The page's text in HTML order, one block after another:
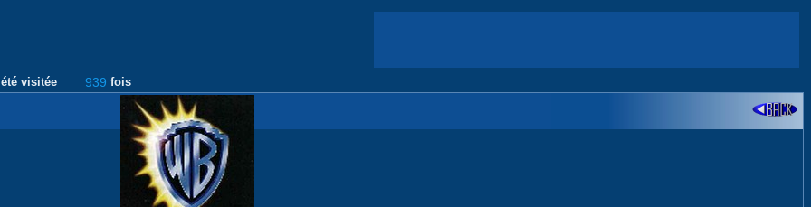
visitée 939 fois